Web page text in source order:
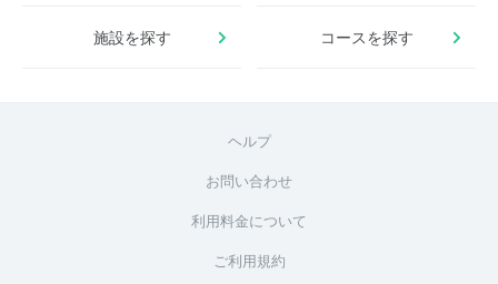
施設を探す コースを探す
ヘルプ
お問い合わせ
利用料金について
ご利用規約